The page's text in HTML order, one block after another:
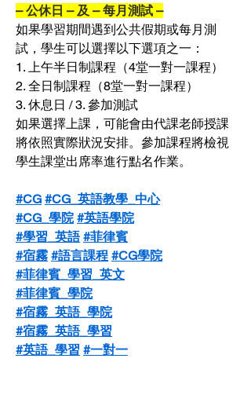
– 公休日 – 及 – 每月測試 –
如果學習期間遇到公共假期或每月測
試，學生可以選擇以下選項之一：
1. 上午半日制課程（4堂一對一課程）
2. 全日制課程（8堂一對一課程）
3. 休息日 / 3. 參加測試
如果選擇上課，可能會由代課老師授課
將依照實際狀況安排。參加課程將檢視
學生課堂出席率進行點名作業。
#CG #CG_英語教學_中心
#CG_學院 #英語學院
#學習_英語 #菲律賓
#宿霧 #語言課程 #CG學院
#菲律賓_學習_英文
#菲律賓_學院
#宿霧_英語_學院
#宿霧_英語_學習
#英語_學習 #一對一